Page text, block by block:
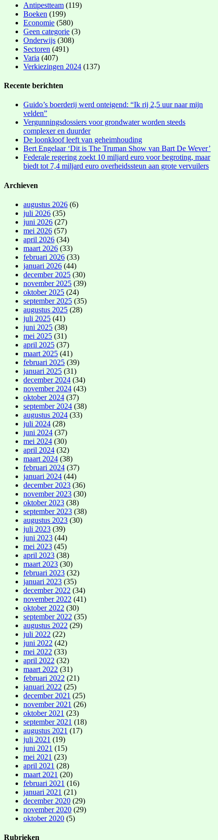
Antipestteam (119)
Boeken (199)
Economie (580)
Geen categorie (3)
Onderwijs (308)
Sectoren (491)
Varia (407)
Verkiezingen 2024 (137)
Recente berichten
Guido’s boerderij werd onteigend: “Ik rij 2,5 uur naar mijn
velden”
Vergunningsdossiers voor grondwater worden steeds
complexer en duurder
De loonkloof leeft van geheimhouding
Bert Engelaar ‘Dit is The Truman Show van Bart De Wever’
Federale regering zoekt 10 miljard euro voor begroting, maar
biedt tot 7,4 miljard euro overheidssteun aan grote vervuilers
Archieven
augustus 2026 (6)
juli 2026 (35)
juni 2026 (27)
mei 2026 (57)
april 2026 (34)
maart 2026 (33)
februari 2026 (33)
januari 2026 (44)
december 2025 (30)
november 2025 (39)
oktober 2025 (24)
september 2025 (35)
augustus 2025 (28)
juli 2025 (41)
juni 2025 (38)
mei 2025 (31)
april 2025 (37)
maart 2025 (41)
februari 2025 (39)
januari 2025 (31)
december 2024 (34)
november 2024 (43)
oktober 2024 (37)
september 2024 (38)
augustus 2024 (33)
juli 2024 (28)
juni 2024 (37)
mei 2024 (30)
april 2024 (32)
maart 2024 (38)
februari 2024 (37)
januari 2024 (44)
december 2023 (36)
november 2023 (30)
oktober 2023 (38)
september 2023 (38)
augustus 2023 (30)
juli 2023 (39)
juni 2023 (44)
mei 2023 (45)
april 2023 (38)
maart 2023 (30)
februari 2023 (32)
januari 2023 (35)
december 2022 (34)
november 2022 (41)
oktober 2022 (30)
september 2022 (35)
augustus 2022 (29)
juli 2022 (22)
juni 2022 (42)
mei 2022 (33)
april 2022 (32)
maart 2022 (31)
februari 2022 (21)
januari 2022 (25)
december 2021 (25)
november 2021 (26)
oktober 2021 (23)
september 2021 (18)
augustus 2021 (17)
juli 2021 (19)
juni 2021 (15)
mei 2021 (23)
april 2021 (28)
maart 2021 (20)
februari 2021 (16)
januari 2021 (21)
december 2020 (29)
november 2020 (29)
oktober 2020 (5)
Rubrieken